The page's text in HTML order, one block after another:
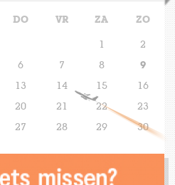
DO VR ZA ZO
1
2
6 7 8
9
13 14 15
16
20 21 22
23
27 28 29
30